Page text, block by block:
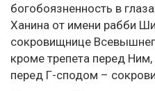
богобоязненность в
Ханина от имени рабби
сокровищнице
кроме трепета перед Ним,
перед Г-сподом –